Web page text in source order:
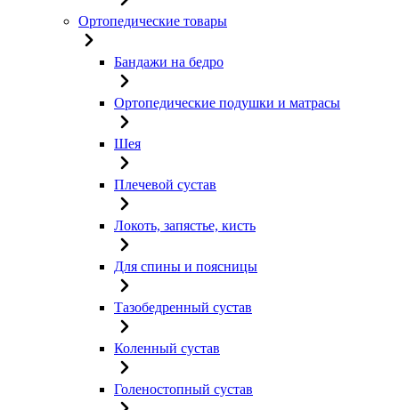
Ортопедические товары
Бандажи на бедро
Ортопедические подушки и матрасы
Шея
Плечевой сустав
Локоть, запястье, кисть
Для спины и поясницы
Тазобедренный сустав
Коленный сустав
Голеностопный сустав